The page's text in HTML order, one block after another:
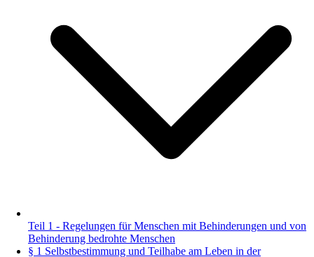
Teil 1 - Regelungen für Menschen mit Behinderungen und von
Behinderung bedrohte Menschen
§ 1 Selbstbestimmung und Teilhabe am Leben in der